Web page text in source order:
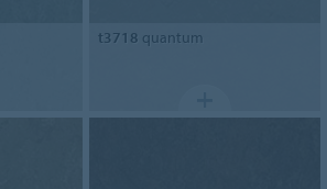
t3718 quantum